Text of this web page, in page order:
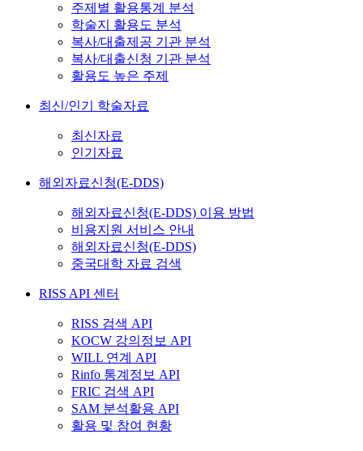
주제별 활용통계 분석
학술지 활용도 분석
복사/대출제공 기관 분석
복사/대출신청 기관 분석
활용도 높은 주제
최신/인기 학술자료
최신자료
인기자료
해외자료신청(E-DDS)
해외자료신청(E-DDS) 이용 방법
비용지원 서비스 안내
해외자료신청(E-DDS)
중국대학 자료 검색
RISS API 센터
RISS 검색 API
KOCW 강의정보 API
WILL 연계 API
Rinfo 통계정보 API
FRIC 검색 API
SAM 분석활용 API
활용 및 참여 현황